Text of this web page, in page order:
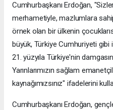
Cumhurbaşkanı Erdoğan,
merhametiyle, mazlumlara
örnek olan bir ülkenin
büyük, Türkiye Cumhuriyeti gibi
21. yüzyıla Türkiye'nin
Yarınlarımızın sağlam
kaynağımızsınız" ifadelerini
Cumhurbaşkanı Erdoğan,